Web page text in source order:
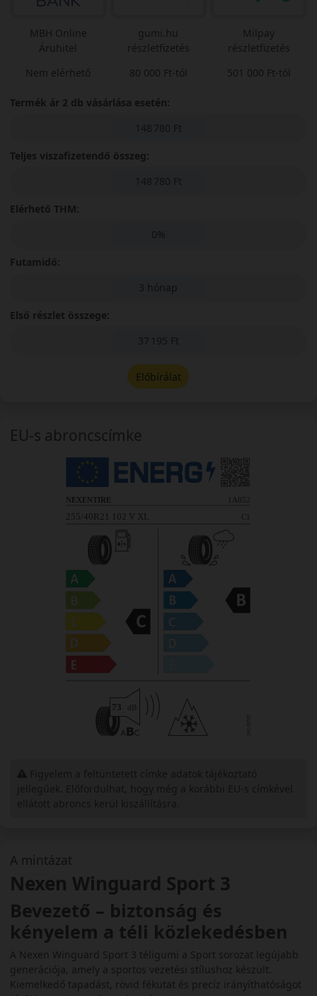
A mintázat
Nexen Winguard Sport 3
Bevezető – biztonság és
kényelem a téli közlekedésben
A Nexen Winguard Sport 3 téligumi a Sport sorozat legújabb
generációja, amely a sportos vezetési stílushoz készült.
Kiemelkedő tapadást, rövid fékutat és precíz irányíthatóságot
MBH Online
Áruhitel
Nem elérhető
gumi.hu
részletfizetés
80 000 Ft-tól
Milpay
részletfizetés
501 000 Ft-tól
Termék ár 2 db vásárlása esetén:
148 780 Ft
Teljes viszafizetendő összeg:
148 780 Ft
Elérhető THM:
0%
Futamidő:
3 hónap
Első részlet összege:
37 195 Ft
Előbírálat
EU-s abroncscímke